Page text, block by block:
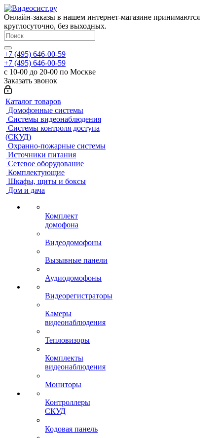
Онлайн-заказы в нашем интернет-магазине принимаются
круглосуточно, без выходных.
+7 (495) 646-00-59
+7 (495) 646-00-59
с 10-00 до 20-00 по Москве
Заказать звонок
Каталог товаров
Домофонные системы
Системы видеонаблюдения
Системы контроля доступа
(СКУД)
Охранно-пожарные системы
Источники питания
Сетевое оборудование
Комплектующие
Шкафы, щиты и боксы
Дом и дача
Комплект
домофона
Видеодомофоны
Вызывные панели
Аудиодомофоны
Видеорегистраторы
Камеры
видеонаблюдения
Тепловизоры
Комплекты
видеонаблюдения
Мониторы
Контроллеры
СКУД
Кодовая панель